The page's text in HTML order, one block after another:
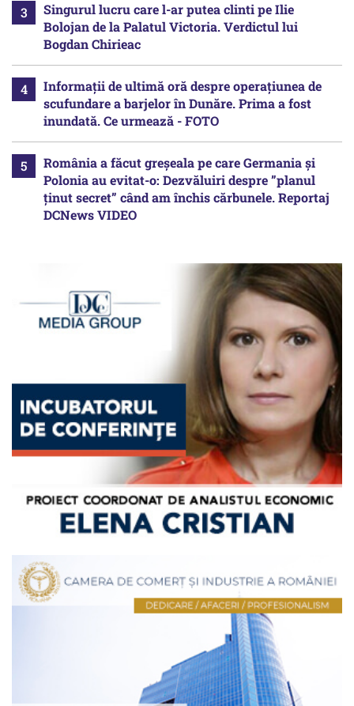
Singurul lucru care l-ar putea clinti pe Ilie
Bolojan de la Palatul Victoria. Verdictul lui
Bogdan Chirieac
Informații de ultimă oră despre operațiunea de
scufundare a barjelor în Dunăre. Prima a fost
inundată. Ce urmează - FOTO
România a făcut greșeala pe care Germania și
Polonia au evitat-o: Dezvăluiri despre ”planul
ținut secret” când am închis cărbunele. Reportaj
DCNews VIDEO